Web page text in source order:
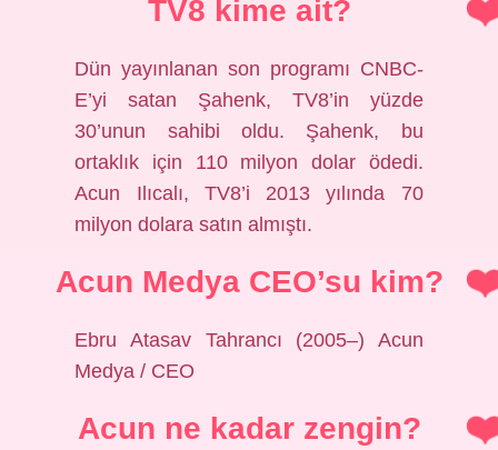
TV8 kime ait?
Dün yayınlanan son programı CNBC-
E’yi satan Şahenk, TV8’in yüzde
30’unun sahibi oldu. Şahenk, bu
ortaklık için 110 milyon dolar ödedi.
Acun Ilıcalı, TV8’i 2013 yılında 70
milyon dolara satın almıştı.
Acun Medya CEO’su kim?
Ebru Atasav Tahrancı (2005–) Acun
Medya / CEO
Acun ne kadar zengin?